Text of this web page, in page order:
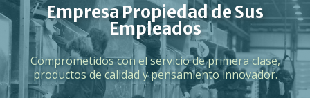
Empresa Propiedad de Sus
Empleados
Comprometidos con el servicio de primera clase,
productos de calidad y pensamiento innovador.